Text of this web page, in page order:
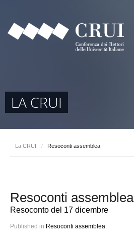
LA CRUI
La CRUI / Resoconti assemblea
Resoconti assemblea
Resoconto del 17 dicembre
Published in Resoconti assemblea